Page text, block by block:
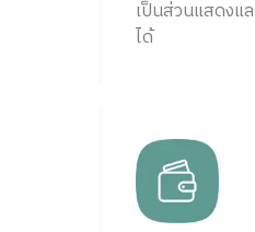
เป็นส่วนแสดงแ
ได้